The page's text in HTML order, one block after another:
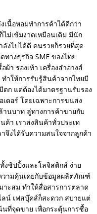
นื้อหอมทำการค้าได้ดีกว่า
ม่เข้มงวดเหมือนเดิม มีนัก
งไปได้ดี คนรวยก็รวยที่สุด
างธุรกิจ SME ของไทย
า รองเท้า เครื่องสำอางส์
ำให้การรับรู้สินค้าจากไทยมี
ก แต่ต้องได้มาตรฐานรับรอง
ดอร์ โดยเฉพาะการขนส่ง
านบาท ลู่ทางการค้าขายกับ
า เราส่งสินค้าทั่วประเท
จึงได้รับความสนใจจากลูกค้า
งชิปปิ้งและโลจิสติกส์ ง่าย
วามคุ้นเคยกับข้อมูลผลิตภัณฑ์
าะสม ทำให้สื่อสารการตลาด
น์ เฟสบุ๊คส์ก็สะดวก สบายแต่
ที่จุดขาย เพื่อกระตุ้นการซื้อ